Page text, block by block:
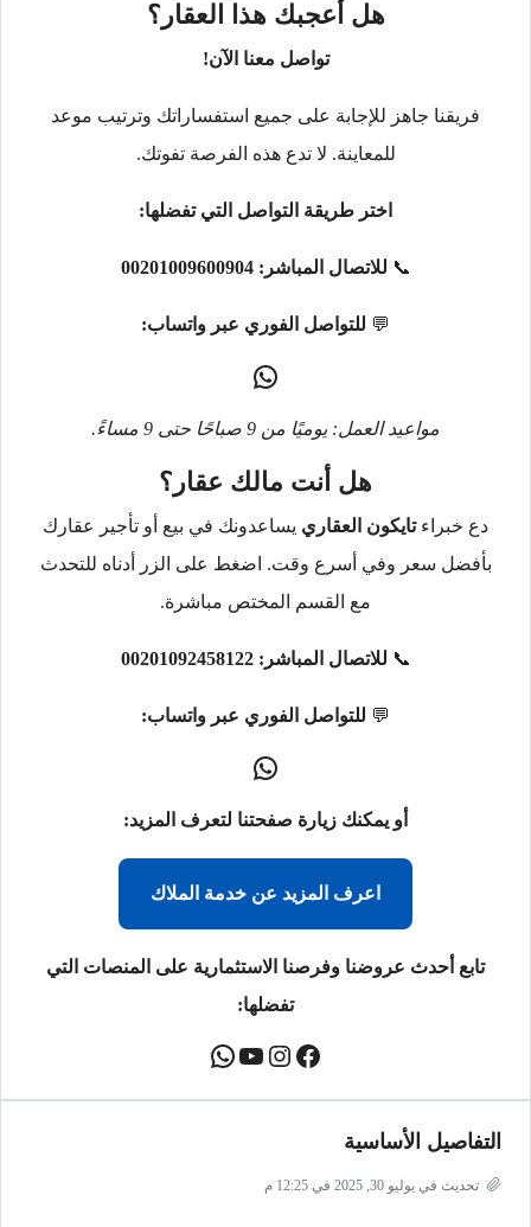
هل أعجبك هذا العقار؟
تواصل معنا الآن!
فريقنا جاهز للإجابة على جميع استفساراتك وترتيب موعد
للمعاينة. لا تدع هذه الفرصة تفوتك.
اختر طريقة التواصل التي تفضلها:
📞 للاتصال المباشر: 00201009600904
💬 للتواصل الفوري عبر واتساب:
مواعيد العمل: يوميًا من 9 صباحًا حتى 9 مساءً.
هل أنت مالك عقار؟
دع خبراءتايكون العقاري يساعدونك في بيع أو تأجير عقارك
بأفضل سعر وفي أسرع وقت. اضغط على الزر أدناه للتحدث
مع القسم المختص مباشرة.
📞 للاتصال المباشر: 00201092458122
💬 للتواصل الفوري عبر واتساب:
أو يمكنك زيارة صفحتنا لتعرف المزيد:
اعرف المزيد عن خدمة الملاك
تابع أحدث عروضنا وفرصنا الاستثمارية على المنصات التي
تفضلها:
التفاصيل الأساسية
تحديث في يوليو 30, 2025 في 12:25 م